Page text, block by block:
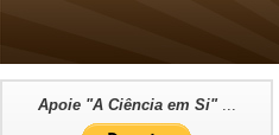
Apoie "A Ciência em Si"...